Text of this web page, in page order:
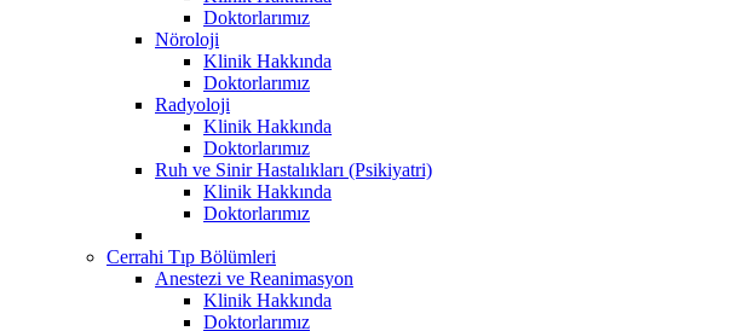
Doktorlarımız
Nöroloji
Klinik Hakkında
Doktorlarımız
Radyoloji
Klinik Hakkında
Doktorlarımız
Ruh ve Sinir Hastalıkları (Psikiyatri)
Klinik Hakkında
Doktorlarımız
Cerrahi Tıp Bölümleri
Anestezi ve Reanimasyon
Klinik Hakkında
Doktorlarımız